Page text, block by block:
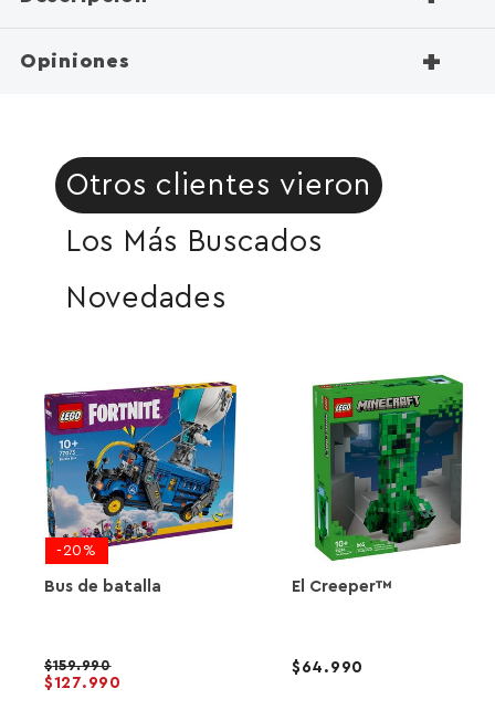
Opiniones +
Otros clientes vieron
Los Más Buscados
Novedades
-20%
Bus de batalla
159.990
127.990
El Creeper™
64.990